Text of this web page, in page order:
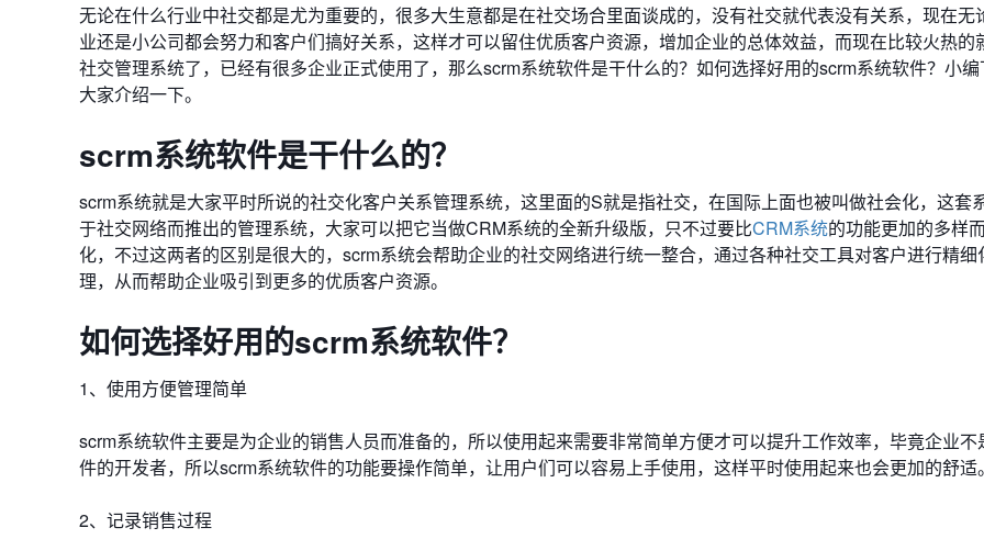
无论在什么行业中社交都是尤为重要的，很多大生意都是在社交场合里面谈成的，没有社交就代表没有关系，现在无
业还是小公司都会努力和客户们搞好关系，这样才可以留住优质客户资源，增加企业的总体效益，而现在比较火热的
社交管理系统了，已经有很多企业正式使用了，那么scrm系统软件是干什么的？如何选择好用的scrm系统软件？小
大家介绍一下。
scrm系统软件是干什么的？
scrm系统就是大家平时所说的社交化客户关系管理系统，这里面的S就是指社交，在国际上面也被叫做社会化，这套
于社交网络而推出的管理系统，大家可以把它当做CRM系统的全新升级版，只不过要比CRM系统的功能更加的多样
化，不过这两者的区别是很大的，scrm系统会帮助企业的社交网络进行统一整合，通过各种社交工具对客户进行精细
理，从而帮助企业吸引到更多的优质客户资源。
如何选择好用的scrm系统软件？
1、使用方便管理简单
scrm系统软件主要是为企业的销售人员而准备的，所以使用起来需要非常简单方便才可以提升工作效率，毕竟企业不
件的开发者，所以scrm系统软件的功能要操作简单，让用户们可以容易上手使用，这样平时使用起来也会更加的舒适
2、记录销售过程